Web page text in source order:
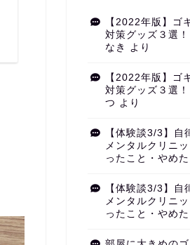
【2022年版】ゴ
対策グッズ３選！
なき
より
【2022年版】ゴ
対策グッズ３選！
つ より
【体験談3/3】自
メンタルクリニ
ったこと・やめた
【体験談3/3】自
メンタルクリニ
ったこと・やめた